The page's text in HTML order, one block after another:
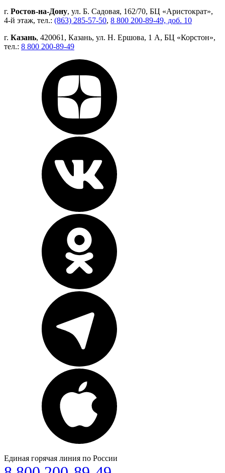
г. Ростов-на-Дону, ул. Б. Садовая, 162/70, БЦ «Аристократ»,
4-й этаж, тел.: (863) 285-57-50, 8 800 200-89-49, доб. 10
г. Казань, 420061, Казань, ул. Н. Ершова, 1 А, БЦ «Корстон»,
тел.: 8 800 200-89-49
Единая горячая линия по России